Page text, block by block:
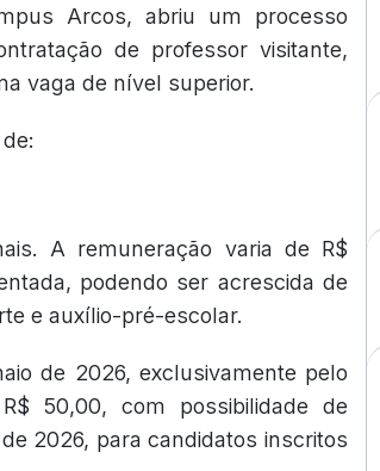
Arcos, abriu um processo
de professor visitante,
vaga de nível superior.
A remuneração varia de R$
podendo ser acrescida de
e auxílio-pré-escolar.
de 2026, exclusivamente pelo
50,00, com possibilidade de
2026, para candidatos inscritos